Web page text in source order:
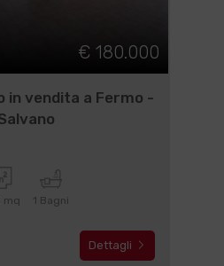
€ 180.000
in vendita a Fermo -
mq 1 Bagni
Dettagli